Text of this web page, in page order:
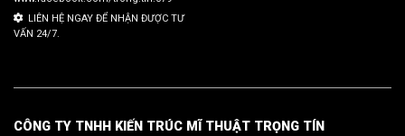
LIÊN HỆ NGAY ĐỂ NHẬN ĐƯỢC TƯ
VẤN 24/7.
CÔNG TY TNHH KIẾN TRÚC MĨ THUẬT TRỌNG TÍN